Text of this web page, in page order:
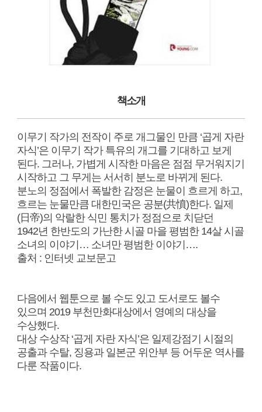
책소개
이무기 작가의 전작이 주로 개그물인 만큼 ‘곱게 자란
자식’은 이무기 작가 특유의 개그를 기대하고 보게
된다. 그러나, 가볍게 시작한 마음은 점점 무거워지기
시작하고 그 무게는 서서히 분노로 바뀌게 된다.
분노의 정점에서 폭발한 감정은 눈물이 흐르게 하고,
흐르는 눈물만큼 대한민국은 공분(共憤)한다. 일제
(日帝)의 악랄한 식민 통치가 정점으로 치닫던
1942년 한반도의 가난한 시골 마을 평범한 14살 시골
소녀의 이야기… 소녀만 평범한 이야기….
출처 : 인터넷 교보문고
다음에서 웹툰으로 볼 수도 있고 도서로도 볼수
있으며 2019 부천만화대상에서 영예의 대상을
수상했다.
대상 수상작 ‘곱게 자란 자식’은 일제강점기 시절의
공출과 수탈, 징용과 일본군 위안부 등 어두운 역사를
다룬 작품이다.